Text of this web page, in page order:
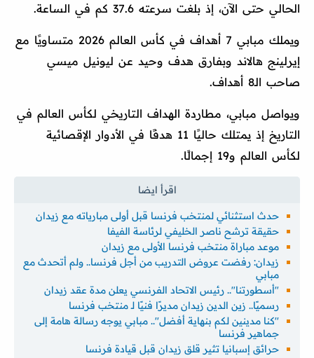
الحالي حتى الآن، إذ بلغت سرعته 37.6 كم في الساعة.
ويملك مبابي 7 أهداف في كأس العالم 2026 متساويًا مع
إيرلينج هالاند وبفارق هدف وحيد عن ليونيل ميسي
صاحب الـ8 أهداف.
ويواصل مبابي، مطاردة الهداف التاريخي لكأس العالم في
التاريخ إذ يمتلك حاليًا 11 هدفًا في الأدوار الإقصائية
لكأس العالم و19 إجمالًا.
حدث استثنائي لمنتخب فرنسا قبل أولى مبارياته مع زيدان
حقيقة ترشح ناصر الخليفي لرئاسة الفيفا
موعد مباراة منتخب فرنسا الأولى مع زيدان
زيدان: رفضت عروض التدريب من أجل فرنسا.. ولم أتحدث مع
مبابي
"أسطورتنا".. رئيس الاتحاد الفرنسي يعلن مدة عقد زيدان
رسميًا.. زين الدين زيدان مديرًا فنيًا لـ منتخب فرنسا
''كنا مدينين لكم بنهاية أفضل''.. مبابي يوجه رسالة هامة إلى
جماهير فرنسا
حرائق إسبانيا تثير قلق زيدان قبل قيادة فرنسا